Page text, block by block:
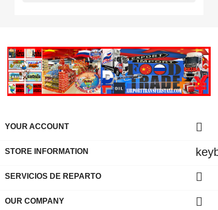
YOUR ACCOUNT 
STORE INFORMATION
SERVICIOS DE REPARTO 
OUR COMPANY 